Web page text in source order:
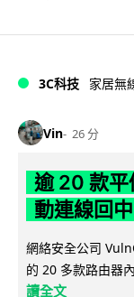
3C科技 家居無
Vin 26 分
逾 20 款平
動連線回
網絡安全公司
的 20 多款路由器
讀全文